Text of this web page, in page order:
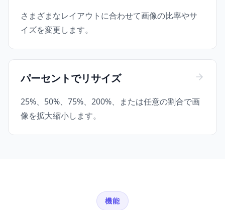
さまざまなレイアウトに合わせて画像の比率やサ
イズを変更します。
パーセントでリサイズ
25%、50%、75%、200%、または任意の割合で画
像を拡大縮小します。
機能